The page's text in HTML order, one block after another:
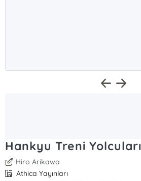
Hankyu Treni Yolcuları
Hiro Arikawa
Athica Yayınları